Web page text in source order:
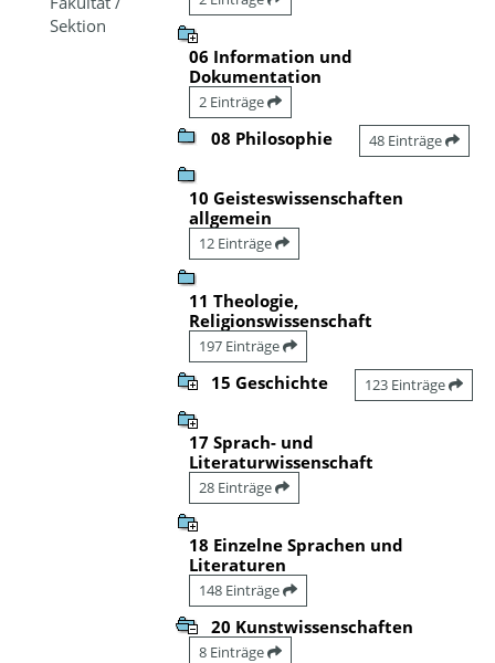
Sektion
06 Information und
Dokumentation
2 Einträge
08 Philosophie 48 Einträge
10 Geisteswissenschaften
allgemein
12 Einträge
11 Theologie,
Religionswissenschaft
197 Einträge
15 Geschichte 123 Einträge
17 Sprach- und
Literaturwissenschaft
28 Einträge
18 Einzelne Sprachen und
Literaturen
148 Einträge
20 Kunstwissenschaften
8 Einträge